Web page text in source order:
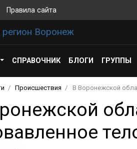
Правила сайта
СПРАВОЧНИК БЛОГИ ГРУППЫ
Происшествия В Воронежской